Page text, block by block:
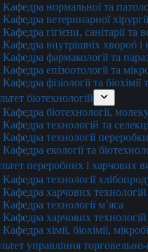
Кафедра нормальної та
Кафедра ветеринарної
Кафедра гігієни, санітарії
Кафедра внутрішніх хвороб і
Кафедра фармакології та
Кафедра епізоотології та
Кафедра фізіології та
біотехнологій
Кафедра біотехнології,
Кафедра технологій та
Кафедра технології
Кафедра екології та
переробних і харчових
Кафедра технології
Кафедра харчових
Кафедра технології м’яса
Кафедра харчових технологій
Кафедра хімії, біохімії,
управління